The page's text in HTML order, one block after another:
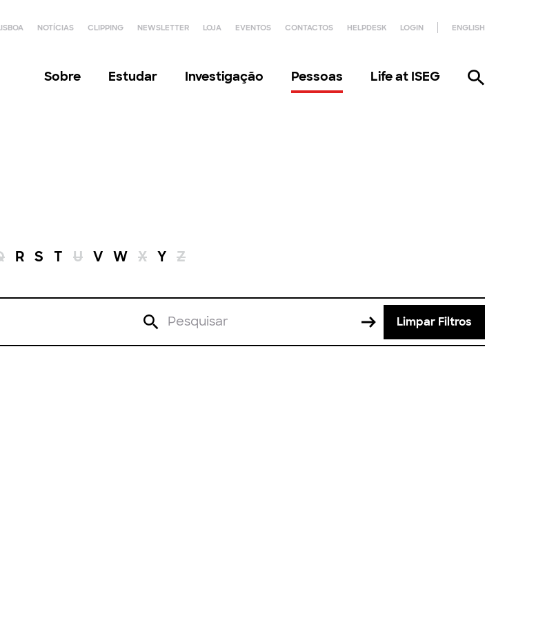
NOTÍCIAS CLIPPING NEWSLETTER LOJA EVENTOS CONTACTOS HELPDESK LOGIN ENGLISH
Sobre Estudar Investigação Pessoas Life at ISEG
R S T U V W X Y Z
Limpar Filtros